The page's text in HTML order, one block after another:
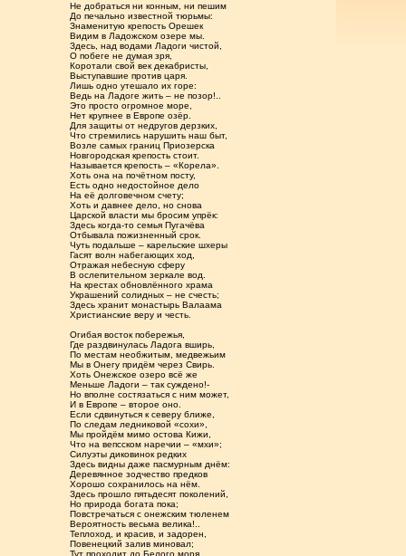
Не добраться ни конным, ни пешим
До печально известной тюрьмы:
Знаменитую крепость Орешек
Видим в Ладожском озере мы.
Здесь, над водами Ладоги чистой,
О побеге не думая зря,
Коротали свой век декабристы,
Выступавшие против царя.
Лишь одно утешало их горе:
Ведь на Ладоге жить – не позор!..
Это просто огромное море,
Нет крупнее в Европе озёр.
Для защиты от недругов дерзких,
Что стремились нарушить наш быт,
Возле самых границ Приозерска
Новгородская крепость стоит.
Называется крепость – «Корела».
Хоть она на почётном посту,
Есть одно недостойное дело
На её долговечном счету;
Хоть и давнее дело, но снова
Царской власти мы бросим упрёк:
Здесь когда-то семья Пугачёва
Отбывала пожизненный срок.
Чуть подальше – карельские шхеры
Гасят волн набегающих ход,
Отражая небесную сферу
В ослепительном зеркале вод.
На крестах обновлённого храма
Украшений солидных – не счесть;
Здесь хранит монастырь Валаама
Христианские веру и честь.
Огибая восток побережья,
Где раздвинулась Ладога вширь,
По местам необжитым, медвежьим
Мы в Онегу придём через Свирь.
Хоть Онежское озеро всё же
Меньше Ладоги – так суждено!-
Но вполне состязаться с ним может,
И в Европе – второе оно.
Если сдвинуться к северу ближе,
По следам ледниковой «сохи»,
Мы пройдём мимо остова Кижи,
Что на вепсском наречии – «мхи»;
Силуэты диковинок редких
Здесь видны даже пасмурным днём:
Деревянное зодчество предков
Хорошо сохранилось на нём.
Здесь прошло пятьдесят поколений,
Но природа богата пока;
Повстречаться с онежским тюленем
Вероятность весьма велика!..
Теплоход, и красив, и задорен,
Повенецкий залив миновал;
Тут проходит до Белого моря